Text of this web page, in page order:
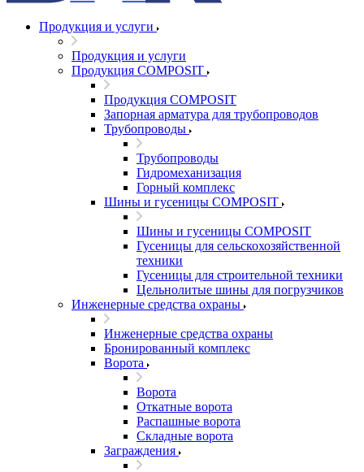
Продукция и услуги
Продукция и услуги
Продукция COMPOSIT
Продукция COMPOSIT
Запорная арматура для трубопроводов
Трубопроводы
Трубопроводы
Гидромеханизация
Горный комплекс
Шины и гусеницы COMPOSIT
Шины и гусеницы COMPOSIT
Гусеницы для сельскохозяйственной
техники
Гусеницы для строительной техники
Цельнолитые шины для погрузчиков
Инженерные средства охраны
Инженерные средства охраны
Бронированный комплекс
Ворота
Ворота
Откатные ворота
Распашные ворота
Складные ворота
Заграждения